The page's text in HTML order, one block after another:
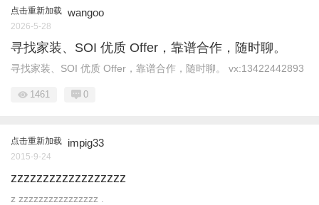
点击重新加载 wangoo
2026-5-28
寻找家装、SOI 优质 Offer，靠谱合作，随时聊。
寻找家装、SOI 优质 Offer，靠谱合作，随时聊。 vx:13422442893
1461 0
点击重新加载 impig33
2015-9-24
zzzzzzzzzzzzzzzzzz
z zzzzzzzzzzzzzzzz .